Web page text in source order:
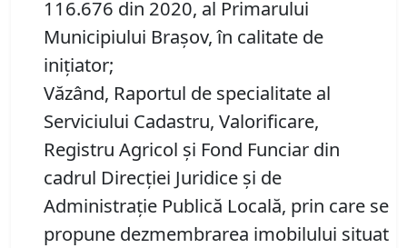
116.676 din 2020, al Primarului
Municipiului Brașov, în calitate de
inițiator;
Văzând, Raportul de specialitate al
Serviciului Cadastru, Valorificare,
Registru Agricol şi Fond Funciar din
cadrul Direcţiei Juridice şi de
Administraţie Publică Locală, prin care se
propune dezmembrarea imobilului situat